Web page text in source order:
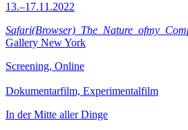
13.–17.11.2022
Gallery New York
Screening, Online
Dokumentarfilm, Experimentalfilm
In der Mitte aller Dinge